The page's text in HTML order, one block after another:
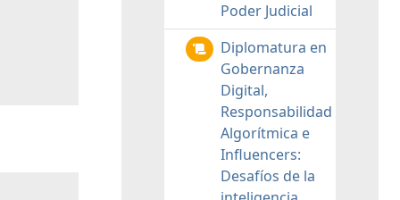
Poder Judicial
Diplomatura en
Gobernanza
Digital,
Responsabilidad
Algorítmica e
Influencers:
Desafíos de la